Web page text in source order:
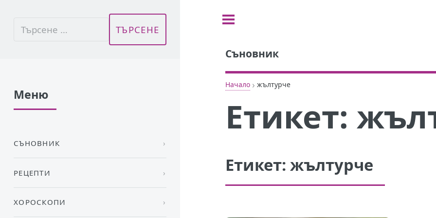
Съновник
Начало › жълтурче
Етикет:
Етикет: жълтурче
Меню
СЪНОВНИК
РЕЦЕПТИ
ХОРОСКОПИ